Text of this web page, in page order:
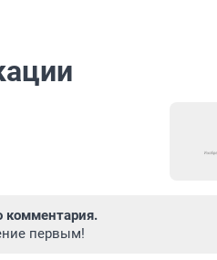
комментария.
первым!